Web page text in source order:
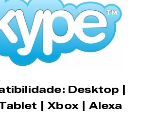
Desktop |
| Xbox | Alexa